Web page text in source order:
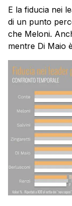
E la fiducia nei
di un punto
che Meloni.
mentre Di Maio